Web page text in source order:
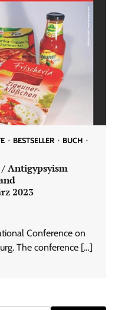
BESTSELLER
BUCH
Antigypsyism
2023
Conference on
The conference […]